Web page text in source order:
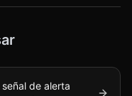
de alerta